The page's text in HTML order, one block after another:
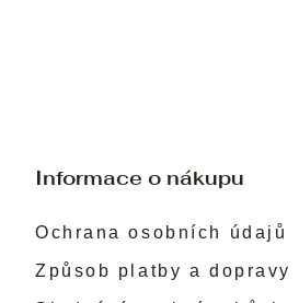
Informace o nákupu
Ochrana osobních údajů
Způsob platby a dopravy